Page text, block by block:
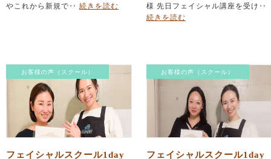
やこれから新規で‥ 続きを読む
様 先日フェイシャル講座を受け‥
続きを読む
お客様の声（スクール）
フェイシャルスクール1day
お客様の声（スクール）
フェイシャルスクール1day